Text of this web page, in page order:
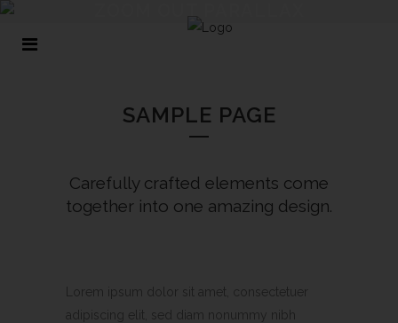
SAMPLE PAGE
Carefully crafted elements come
together into one amazing design.
Lorem ipsum dolor sit amet, consectetuer
adipiscing elit, sed diam nonummy nibh